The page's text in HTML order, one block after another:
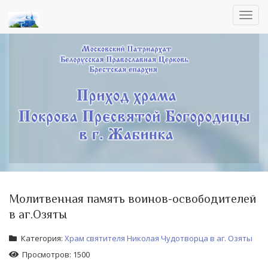
Молитвенная память воинов-освободителей
в аг.Озяты
Категория: Храм святителя Николая Чудотворца в аг. Озяты
Просмотров: 1500